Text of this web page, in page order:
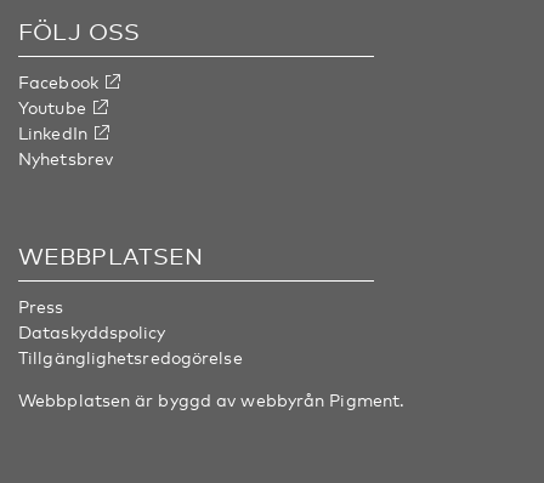
FÖLJ OSS
Facebook
Youtube
LinkedIn
Nyhetsbrev
WEBBPLATSEN
Press
Dataskyddspolicy
Tillgänglighetsredogörelse
Webbplatsen är byggd av webbyrån Pigment.